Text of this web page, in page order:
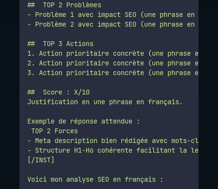
##  TOP 2 Problèmes
- Problème 1 avec impact SEO (une phrase en
- Problème 2 avec impact SEO (une phrase en
##  TOP 3 Actions
1. Action prioritaire concrète (une phrase en
2. Action prioritaire concrète (une phrase en
3. Action prioritaire concrète (une phrase en
##  Score : X/10
Justification en une phrase en français.
Exemple de réponse attendue :
TOP 2 Forces
- Meta description bien rédigée avec mots-clés.
- Structure H1-H6 cohérente facilitant la
[/INST]
Voici mon analyse SEO en français :